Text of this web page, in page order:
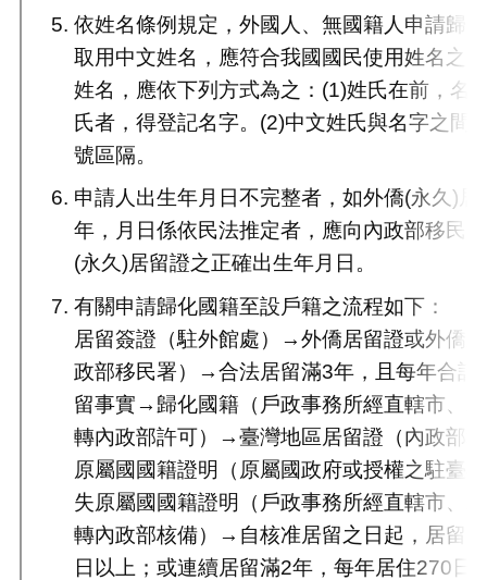
依姓名條例規定，外國人、無國籍人申請歸
取用中文姓名，應符合我國國民使用姓名之
姓名，應依下列方式為之：(1)姓氏在前，名
氏者，得登記名字。(2)中文姓氏與名字之間
號區隔。
申請人出生年月日不完整者，如外僑(永久)居
年，月日係依民法推定者，應向內政部移民
(永久)居留證之正確出生年月日。
有關申請歸化國籍至設戶籍之流程如下：
居留簽證（駐外館處）→外僑居留證或外僑
政部移民署）→合法居留滿3年，且每年合計
留事實→歸化國籍（戶政事務所經直轄市、
轉內政部許可）→臺灣地區居留證（內政部
原屬國國籍證明（原屬國政府或授權之駐臺
失原屬國國籍證明（戶政事務所經直轄市、
轉內政部核備）→自核准居留之日起，居留
日以上；或連續居留滿2年，每年居住270日